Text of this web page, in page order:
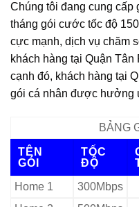
Chúng tôi đang cung cấp
tháng gói cước tốc độ
cực mạnh, dịch vụ chăm
khách hàng tại Quận Tân
cạnh đó, khách hàng tại
gói cá nhân được hưởng
BẢNG
TÊN
GÓI
TỐC
ĐỘ
Home 1
300Mbps